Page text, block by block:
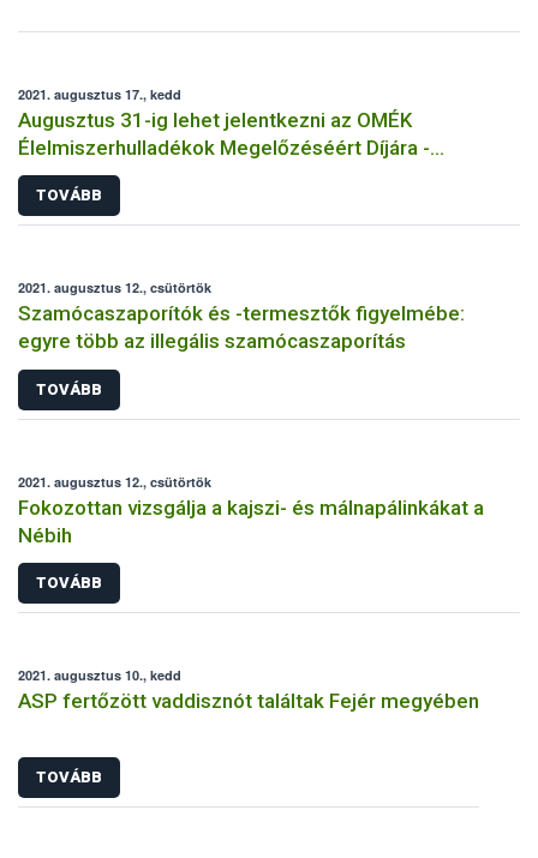
2021. augusztus 17., kedd
Augusztus 31-ig lehet jelentkezni az OMÉK
Élelmiszerhulladékok Megelőzéséért Díjára -
meghosszabbítva: 2021. szeptember 6-ig!
TOVÁBB
2021. augusztus 12., csütörtök
Szamócaszaporítók és -termesztők figyelmébe:
egyre több az illegális szamócaszaporítás
TOVÁBB
2021. augusztus 12., csütörtök
Fokozottan vizsgálja a kajszi- és málnapálinkákat a
Nébih
TOVÁBB
2021. augusztus 10., kedd
ASP fertőzött vaddisznót találtak Fejér megyében
TOVÁBB